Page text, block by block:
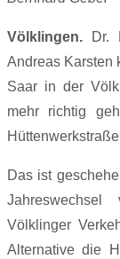
Völklingen.
Dr.
Andreas Karsten
Saar in der
mehr richtig
Das ist
Völklinger
Alternative die